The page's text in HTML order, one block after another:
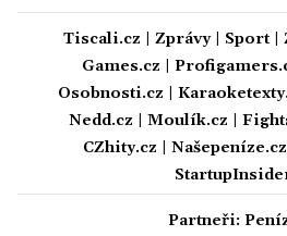
Tiscali.cz Zprávy| Sport|
Games.cz
Osobnosti.cz
Nedd.cz
Moulík.cz
CZhity.cz
Našepeníze.cz
Partneři: